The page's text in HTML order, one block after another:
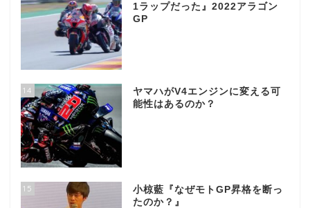
1ラップだった』2022アラゴン
GP
14
ヤマハがV4エンジンに変える可
能性はあるのか？
15
小椋藍『なぜモトGP昇格を断っ
たのか？』